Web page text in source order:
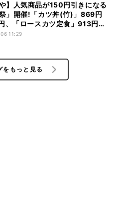
や】人気商品が150円引きになる
祭」開催!「カツ丼(竹)」869円
、「ロースカツ定食」913円
- 8日間限定
11:29
をもっと見る